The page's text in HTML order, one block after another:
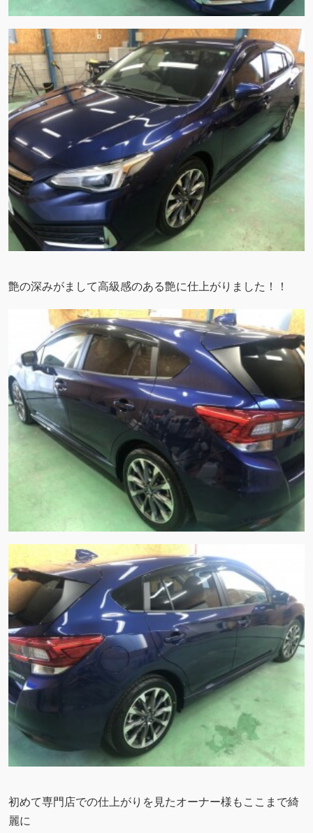
艶の深みがまして高級感のある艶に仕上がりました！！
初めて専門店での仕上がりを見たオーナー様もここまで綺
麗に